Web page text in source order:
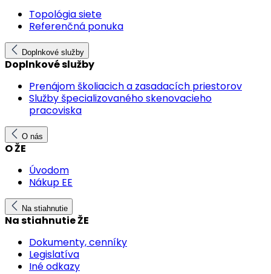
Topológia siete
Referenčná ponuka
Doplnkové služby
Doplnkové služby
Prenájom školiacich a zasadacích priestorov
Služby špecializovaného skenovacieho
pracoviska
O nás
O ŽE
Úvodom
Nákup EE
Na stiahnutie
Na stiahnutie ŽE
Dokumenty, cenníky
Legislatíva
Iné odkazy